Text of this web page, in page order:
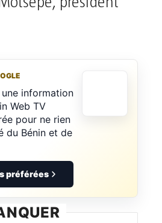
information
Web TV
pour ne rien
du Bénin et de
préférées